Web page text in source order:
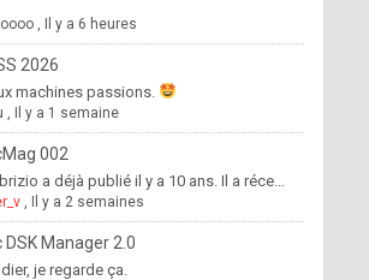
, Il y a 6 heures
2026
machines passions.
, Il y a 1 semaine
002
a déjà publié il y a 10 ans. Il a réce...
, Il y a 2 semaines
DSK Manager 2.0
je regarde ça.